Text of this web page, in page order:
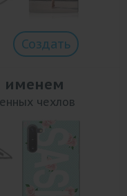
Создать
именем
чехлов